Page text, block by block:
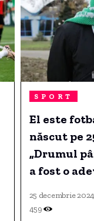
SPORT
El este
născut pe
„Drumul
a fost o
25 decembrie
459